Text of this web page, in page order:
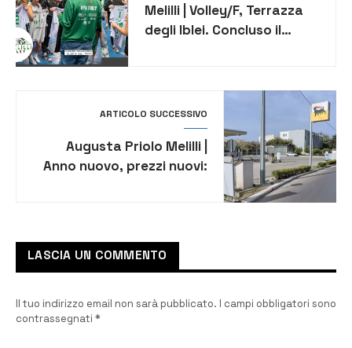
Melilli | Volley/F, Terrazza
degli Iblei. Concluso il
ARTICOLO SUCCESSIVO
Augusta Priolo Melilli |
Anno nuovo, prezzi nuovi:
LASCIA UN COMMENTO
Il tuo indirizzo email non sarà pubblicato. I campi obbligatori sono
contrassegnati *